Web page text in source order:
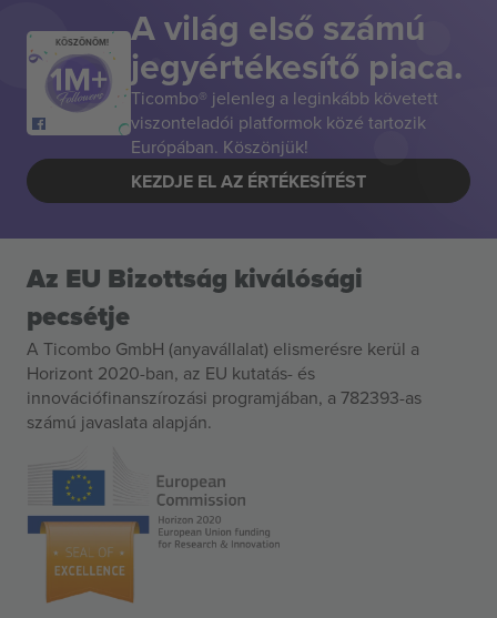
KÖSZÖNÖM! A világ első számú
jegyértékesítő piaca.
Ticombo® jelenleg a leginkább követett
viszonteladói platformok közé tartozik
Európában. Köszönjük!
KEZDJE EL AZ ÉRTÉKESÍTÉST
Az EU Bizottság kiválósági
pecsétje
A Ticombo GmbH (anyavállalat) elismerésre kerül a
Horizont 2020-ban, az EU kutatás- és
innovációfinanszírozási programjában, a 782393-as
számú javaslata alapján.